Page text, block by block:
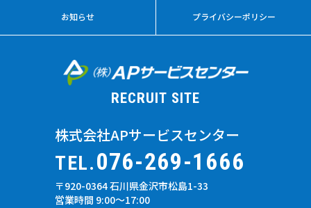
お知らせ プライバシーポリシー
RECRUIT SITE
株式会社APサービスセンター
TEL.076-269-1666
〒920-0364 石川県金沢市松島1-33
営業時間 9:00～17:00